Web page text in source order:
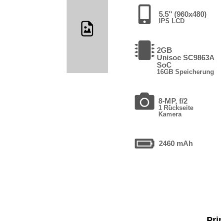
5.5" (960x480)
IPS LCD
2GB
Unisoc SC9863A
SoC
16GB Speicherung
8-MP, f/2
1 Rückseite
Kamera
2460 mAh